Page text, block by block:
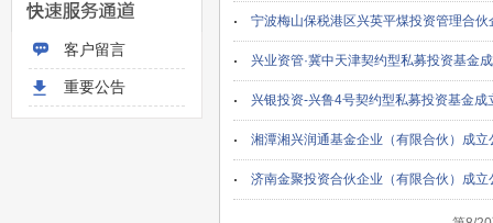
客户留言
重要公告
宁波梅山保税港区兴英平煤投资管理合伙
兴业资管·冀中天津契约型私募投资基金
兴银投资-兴鲁4号契约型私募投资基金成
湘潭湘兴润通基金企业（有限合伙）成立
济南金聚投资合伙企业（有限合伙）成立